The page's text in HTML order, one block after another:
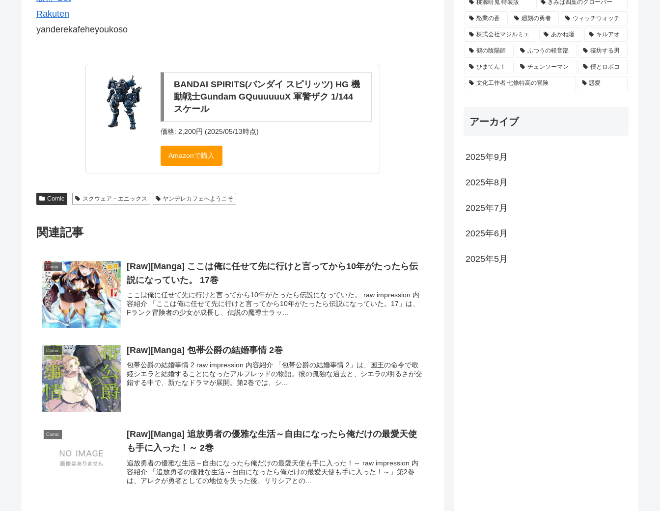
Rakuten
yanderekafeheyoukoso
BANDAI SPIRITS(バンダイ スピリッツ) HG 機
動戦士Gundam GQuuuuuuX 軍警ザク 1/144
スケール
価格: 2,200円 (2025/05/13時点)
Amazonで購入
Comic スクウェア・エニックス ヤンデレカフェへようこそ
関連記事
Comic
[Raw][Manga] ここは俺に任せて先に行けと言ってから10年がたったら伝
説になっていた。 17巻
ここは俺に任せて先に行けと言ってから10年がたったら伝説になっていた。 raw impression 内
容紹介 「ここは俺に任せて先に行けと言ってから10年がたったら伝説になっていた。17」は、
Fランク冒険者の少女が成長し、伝説の魔導士ラッ...
Comic [Raw][Manga] 包帯公爵の結婚事情 2巻
包帯公爵の結婚事情 2 raw impression 内容紹介 「包帯公爵の結婚事情 2」は、国王の命令で歌
姫シエラと結婚することになったアルフレッドの物語。彼の孤独な過去と、シエラの明るさが交
錯する中で、新たなドラマが展開。第2巻では、シ...
Comic
[Raw][Manga] 追放勇者の優雅な生活～自由になったら俺だけの最愛天使
も手に入った！～ 2巻
追放勇者の優雅な生活～自由になったら俺だけの最愛天使も手に入った！～ raw impression 内
容紹介 「追放勇者の優雅な生活～自由になったら俺だけの最愛天使も手に入った！～」第2巻
は、アレクが勇者としての地位を失った後、リリシアとの...
桃源暗鬼 特装版 きみは四葉のクローバー
怒業の蒼 廻刻の勇者 ウィッチウォッチ
株式会社マジルミエ あかね噺 キルアオ
鵺の陰陽師 ふつうの軽音部 寝坊する男
ひまてん！ チェンソーマン 僕とロボコ
文化工作者 七條特高の冒険 惑愛
アーカイブ
2025年9月
2025年8月
2025年7月
2025年6月
2025年5月